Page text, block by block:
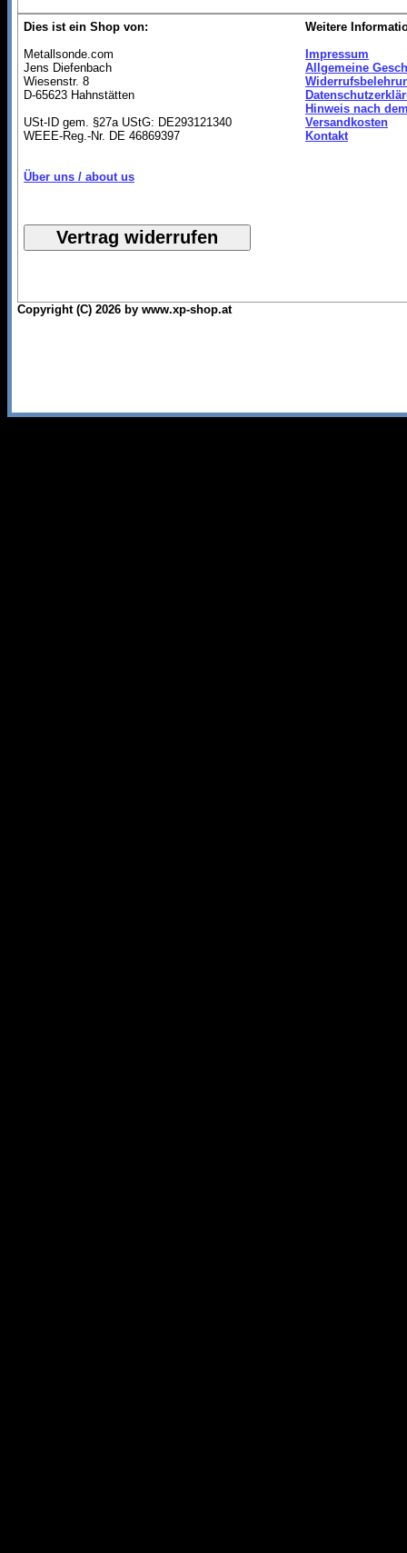
Dies ist ein Shop von:
Metallsonde.com
Jens Diefenbach
Wiesenstr. 8
D-65623 Hahnstätten
USt-ID gem. §27a UStG: DE293121340
WEEE-Reg.-Nr. DE 46869397
Über uns / about us
Weitere
Impressum
Allgemeine
Hinweis nach
Versandkosten
Kontakt
Copyright (C) 2026 by www.xp-shop.at